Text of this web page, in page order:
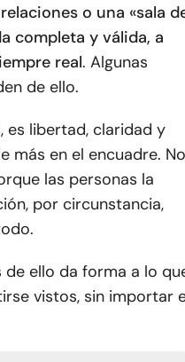
o una «sala
completa y válida, a
real. Algunas
de ello.
es libertad, claridad y
más en el encuadre. No
las personas la
por circunstancia,
ello da forma a lo
vistos, sin importar